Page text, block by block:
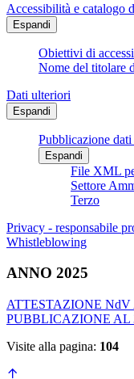
Accessibilità e catalogo
Espandi
Obiettivi di
Nome del titolare
Dati ulteriori
Espandi
Pubblicazione
Espandi
File XML
Settore
Terzo
Privacy - responsabile
Whistleblowing
ANNO 2025
ATTESTAZIONE
PUBBLICAZIONE AL
Visite alla pagina: 104